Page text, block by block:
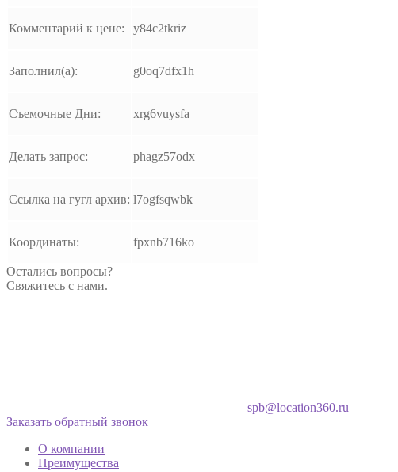
Комментарий к цене: y84c2tkriz
Заполнил(а): g0oq7dfx1h
Съемочные Дни: xrg6vuysfa
Делать запрос: phagz57odx
Ссылка на гугл архив: l7ogfsqwbk
Координаты: fpxnb716ko
Остались вопросы?
Свяжитесь с нами.
spb@location360.ru
Заказать обратный звонок
О компании
Преимущества